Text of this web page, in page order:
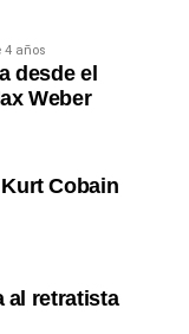
4 años
desde el
Weber
Cobain
al retratista